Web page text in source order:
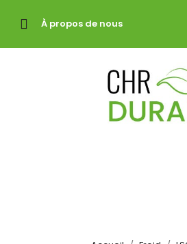
À propos de nous